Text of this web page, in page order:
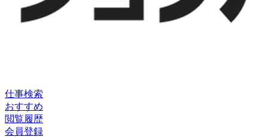
仕事検索
おすすめ
閲覧履歴
会員登録